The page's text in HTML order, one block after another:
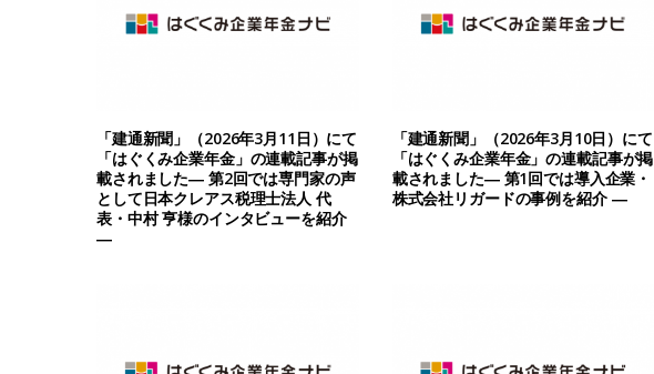
「建通新聞」（2026年3月11日）にて
「はぐくみ企業年金」の連載記事が掲
載されました― 第2回では専門家の声
として日本クレアス税理士法人 代
表・中村 亨様のインタビューを紹介
―
「建通新聞」（2026年3月10日）にて
「はぐくみ企業年金」の連載記事が掲
載されました― 第1回では導入企業・
株式会社リガードの事例を紹介 ―